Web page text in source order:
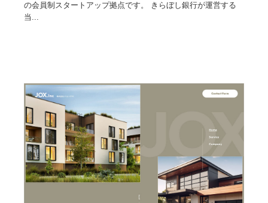
の会員制スタートアップ拠点です。 きらぼし銀行が運営する
当...